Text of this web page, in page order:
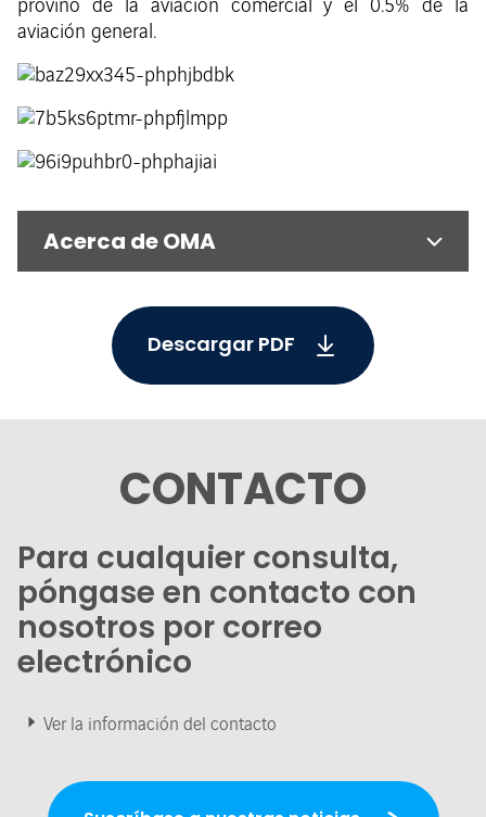
provino de la aviación comercial y el 0.5% de la
aviación general.
Acerca de OMA
Descargar PDF
CONTACTO
Para cualquier consulta,
póngase en contacto con
nosotros por correo
electrónico
Ver la información del contacto